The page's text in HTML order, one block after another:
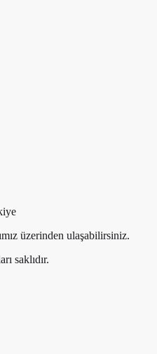
üzerinden ulaşabilirsiniz.
saklıdır.